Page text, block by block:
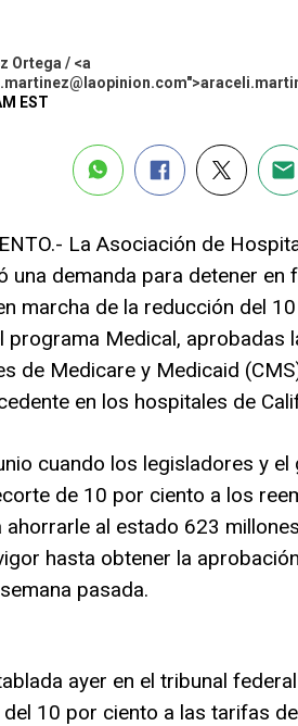
Ortega / <a
EST
La Asociación de
una demanda para detener
marcha de la reducción del
programa Medical, aprobadas
de Medicare y Medicaid
en los hospitales de
cuando los legisladores y
de 10 por ciento a los
ahorrarle al estado 623
hasta obtener la
pasada.
ayer en el tribunal
10 por ciento a las tarifas